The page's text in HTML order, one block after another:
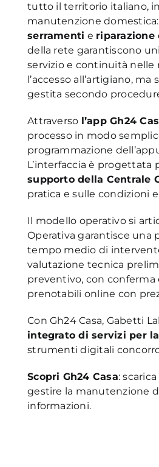
tutto il territorio italiano,
manutenzione domestica:
serramenti e
della rete garantiscono
servizio e continuità nelle
l’accesso all’artigiano,
gestita secondo
Attraverso l’app Gh24
processo in modo
programmazione
L’interfaccia è progettata
supporto della Centrale
pratica e sulle condizioni
Il modello operativo si
Operativa garantisce una
tempo medio di
valutazione tecnica
preventivo, con conferma
prenotabili online con
Con Gh24 Casa, Gabetti
integrato di servizi per
strumenti digitali
Scopri Gh24 Casa:
gestire la manutenzione
informazioni.